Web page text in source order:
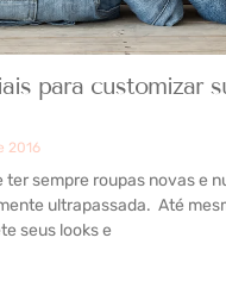
para customizar
2016
ter sempre roupas novas e
ultrapassada. Até
seus looks e